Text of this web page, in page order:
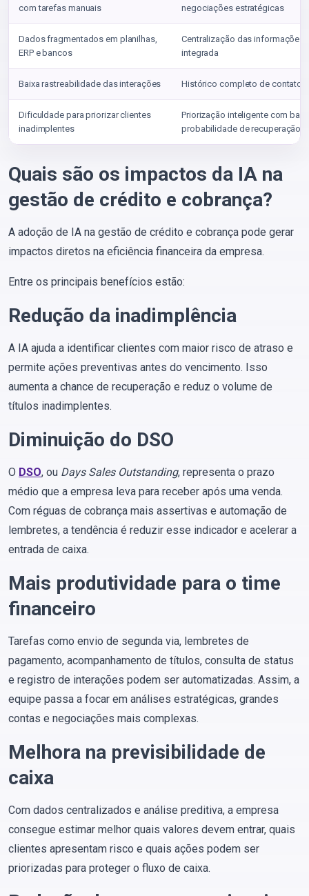
com tarefas manuais
negociações estratégicas
Dados fragmentados em planilhas,
ERP e bancos
Centralização das informações
integrada
Baixa rastreabilidade das interações Histórico completo de
Dificuldade para priorizar clientes
inadimplentes
Priorização inteligente com
probabilidade de recuperação
Quais são os impactos da IA na
gestão de crédito e cobrança?
A adoção de IA na gestão de crédito e cobrança pode gerar
impactos diretos na eficiência financeira da empresa.
Entre os principais benefícios estão:
Redução da inadimplência
A IA ajuda a identificar clientes com maior risco de atraso e
permite ações preventivas antes do vencimento. Isso
aumenta a chance de recuperação e reduz o volume de
títulos inadimplentes.
Diminuição do DSO
O DSO, ou Days Sales Outstanding, representa o prazo
médio que a empresa leva para receber após uma venda.
Com réguas de cobrança mais assertivas e automação de
lembretes, a tendência é reduzir esse indicador e acelerar a
entrada de caixa.
Mais produtividade para o time
financeiro
Tarefas como envio de segunda via, lembretes de
pagamento, acompanhamento de títulos, consulta de status
e registro de interações podem ser automatizadas. Assim, a
equipe passa a focar em análises estratégicas, grandes
contas e negociações mais complexas.
Melhora na previsibilidade de
caixa
Com dados centralizados e análise preditiva, a empresa
consegue estimar melhor quais valores devem entrar, quais
clientes apresentam risco e quais ações podem ser
priorizadas para proteger o fluxo de caixa.